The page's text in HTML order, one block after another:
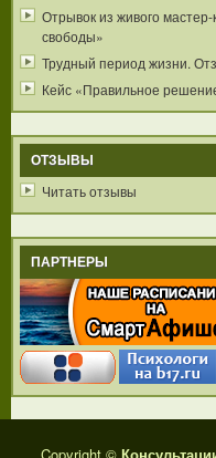
Отрывок из живого
свободы»
Трудный период жизни.
Кейс «Правильное
ОТЗЫВЫ
Читать отзывы
ПАРТНЕРЫ